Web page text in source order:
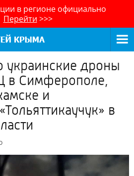
в регионе официально
Перейти >>>
украинские дроны
в Симферополе,
и
в